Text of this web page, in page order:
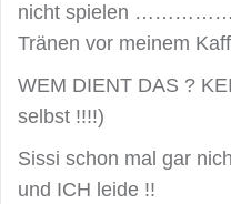
nicht spielen
Tränen vor meinem
WEM DIENT DAS ?
selbst !!!!)
Sissi schon mal gar
und ICH leide !!